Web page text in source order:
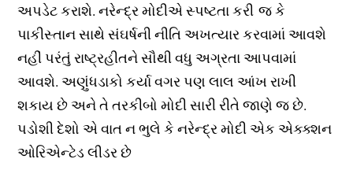
અપડેટ કરાશે. નરેન્દ્ર મોદીએ સ્પષ્ટતા કરી જ કે
પાકીસ્તાન સાથે સંઘર્ષની નીતિ અખત્યાર કરવામાં આવશે
નહીં પરંતું રાષ્ટ્રહીતને સૌથી વધુ અગ્રતા આપવામાં
આવશે. અણુંધડાકો કર્યા વગર પણ લાલ આંખ રાખી
શકાય છે અને તે તરકીબો મોદી સારી રીતે જાણે જ છે.
પડોશી દેશો એ વાત ન ભુલે કે નરેન્દ્ર મોદી એક એક્ક્શન
ઓરિએન્ટેડ લીડર છે